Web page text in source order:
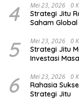
4 Mei 23, 2026 0
Strategi Jitu
Saham Global
5 Mei 23, 2026 0
Strategi Jitu
Investasi
6 Mei 23, 2026 0
Rahasia
Strategi Jitu